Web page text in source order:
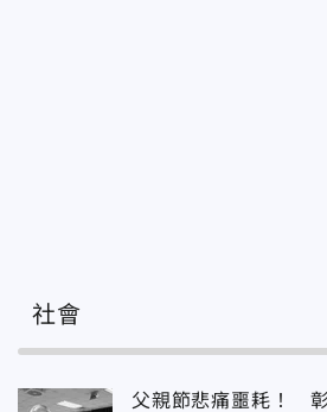
社會
父親節悲痛噩耗！